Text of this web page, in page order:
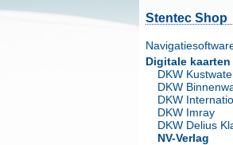
Stentec Shop
Digitale kaarten
DKW
DKW
DKW
DKW Imray
DKW Delius
NV-Verlag